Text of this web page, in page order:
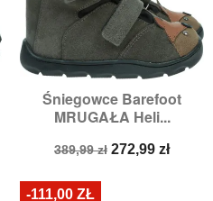
Śniegowce Barefoot
MRUGAŁA Heli...
Cena
389,99 zł Cena
272,99 zł
-111,00 ZŁ